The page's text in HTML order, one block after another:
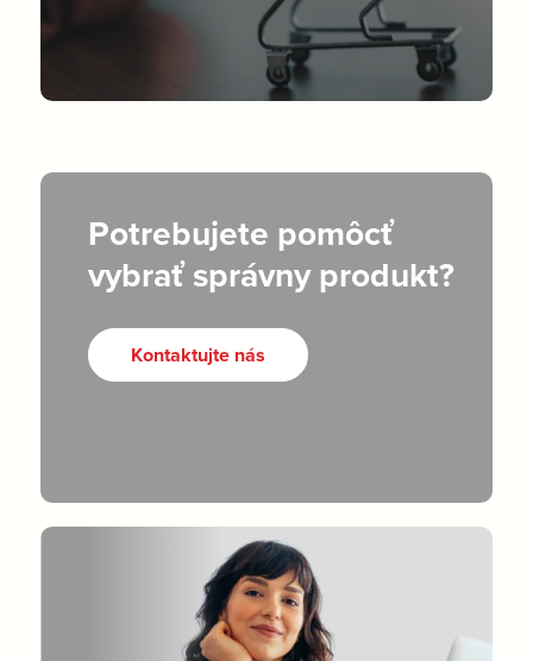
Potrebujete pomôcť
vybrať správny produkt?
Kontaktujte nás